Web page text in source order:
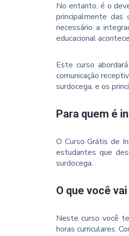
No entanto, é o
principalmente das
necessário a
educacional
Este curso
comunicação
surdocega, e os
Para quem é
O Curso Grátis de
estudantes que
surdocega.
O que você
Neste curso você
horas curriculares.